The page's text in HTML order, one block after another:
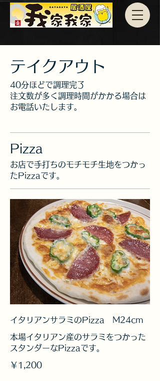
テイクアウト
40分ほどで調理完了
注文数が多く調理時間がかかる場合は
お電話いたします。
Pizza
お店で手打ちのモチモチ生地をつかっ
たPizzaです。
イタリアンサラミのPizza M24cm
本場イタリアン産のサラミをつかった
スタンダーなPizzaです。
￥1,200